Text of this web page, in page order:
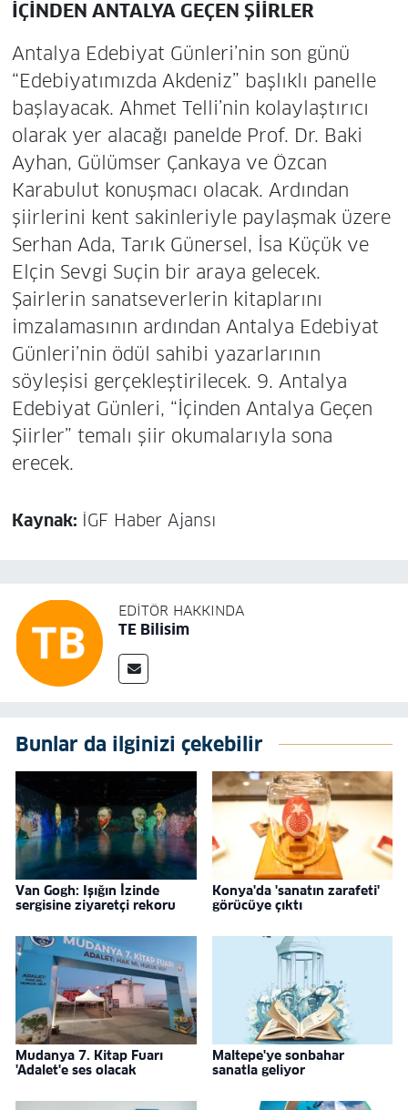
İÇİNDEN ANTALYA GEÇEN ŞİİRLER
Antalya Edebiyat Günleri’nin son günü
“Edebiyatımızda Akdeniz” başlıklı panelle
başlayacak. Ahmet Telli’nin kolaylaştırıcı
olarak yer alacağı panelde Prof. Dr. Baki
Ayhan, Gülümser Çankaya ve Özcan
Karabulut konuşmacı olacak. Ardından
şiirlerini kent sakinleriyle paylaşmak üzere
Serhan Ada, Tarık Günersel, İsa Küçük ve
Elçin Sevgi Suçin bir araya gelecek.
Şairlerin sanatseverlerin kitaplarını
imzalamasının ardından Antalya Edebiyat
Günleri’nin ödül sahibi yazarlarının
söyleşisi gerçekleştirilecek. 9. Antalya
Edebiyat Günleri, “İçinden Antalya Geçen
Şiirler” temalı şiir okumalarıyla sona
erecek.
Kaynak: İGF Haber Ajansı
EDITÖR HAKKINDA
TE Bilisim
Bunlar da ilginizi çekebilir
Van Gogh: Işığın İzinde
sergisine ziyaretçi rekoru
Konya'da 'sanatın zarafeti'
görücüye çıktı
Mudanya 7. Kitap Fuarı
'Adalet'e ses olacak
Maltepe'ye sonbahar
sanatla geliyor